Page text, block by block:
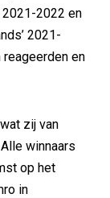
2021-2022 en
2021-
en
zij van
winnaars
op het
in